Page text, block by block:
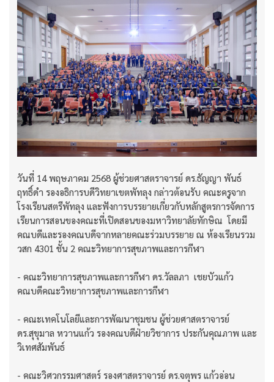
วันที่ 14 พฤษภาคม 2568 ผู้ช่วยศาสตราจารย์ ดร.ธัญญา พันธ์
ฤทธิ์ดำ รองอธิการบดีวิทยาเขตพัทลุง กล่าวต้อนรับ คณะครูจาก
โรงเรียนสตรีพัทลุง และฟังการบรรยายเกี่ยวกับหลักสูตรการจัดการ
เรียนการสอนของคณะที่เปิดสอนของมหาวิทยาลัยทักษิณ โดยมี
คณบดีและรองคณบดีจากหลายคณะร่วมบรรยาย ณ ห้องเรียนรวม
วสก 4301 ชั้น 2 คณะวิทยาการสุขภาพและการกีฬา
- คณะวิทยาการสุขภาพและการกีฬา ดร.วัลลภา เชยบัวแก้ว
คณบดีคณะวิทยาการสุขภาพและการกีฬา
- คณะเทคโนโลยีและการพัฒนาชุมชน ผู้ช่วยศาสตราจารย์
ดร.สุขุมาล หวานแก้ว รองคณบดีฝ่ายวิชาการ ประกันคุณภาพ และ
วิเทศสัมพันธ์
- คณะวิศวกรรมศาสตร์ รองศาสตราจารย์ ดร.จตุพร แก้วอ่อน